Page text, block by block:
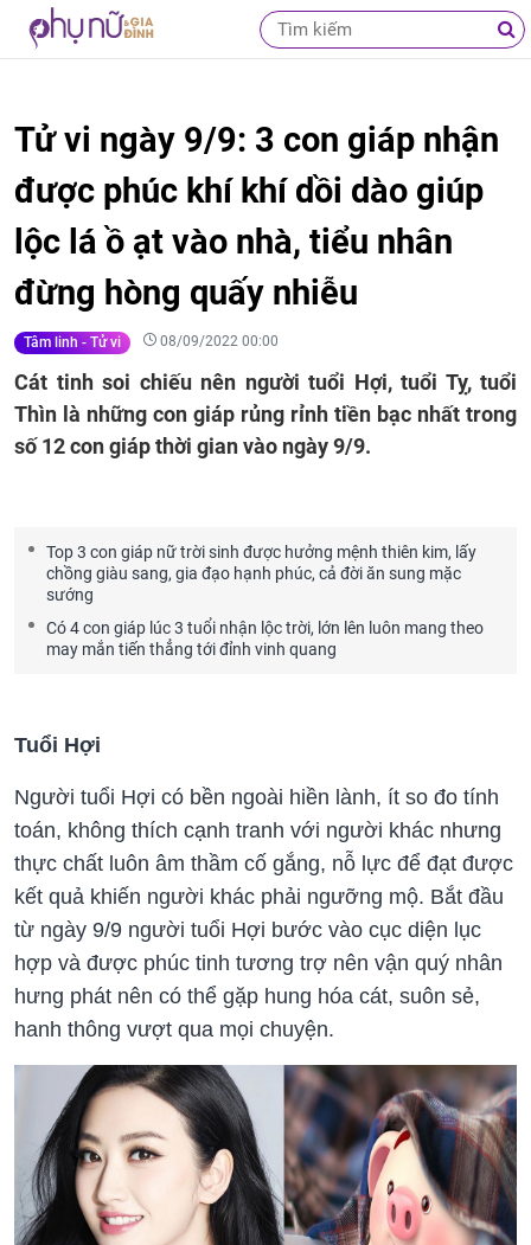
Tử vi ngày 9/9: 3 con giáp nhận
được phúc khí khí dồi dào giúp
lộc lá ồ ạt vào nhà, tiểu nhân
đừng hòng quấy nhiễu
Tâm linh - Tử vi 08/09/2022 00:00
Cát tinh soi chiếu nên người tuổi Hợi, tuổi Tỵ, tuổi
Thìn là những con giáp rủng rỉnh tiền bạc nhất trong
số 12 con giáp thời gian vào ngày 9/9.
Top 3 con giáp nữ trời sinh được hưởng mệnh thiên kim, lấy
chồng giàu sang, gia đạo hạnh phúc, cả đời ăn sung mặc
sướng
Có 4 con giáp lúc 3 tuổi nhận lộc trời, lớn lên luôn mang theo
may mắn tiến thẳng tới đỉnh vinh quang
Tuổi Hợi
Người tuổi Hợi có bền ngoài hiền lành, ít so đo tính
toán, không thích cạnh tranh với người khác nhưng
thực chất luôn âm thầm cố gắng, nỗ lực để đạt được
kết quả khiến người khác phải ngưỡng mộ. Bắt đầu
từ ngày 9/9 người tuổi Hợi bước vào cục diện lục
hợp và được phúc tinh tương trợ nên vận quý nhân
hưng phát nên có thể gặp hung hóa cát, suôn sẻ,
hanh thông vượt qua mọi chuyện.